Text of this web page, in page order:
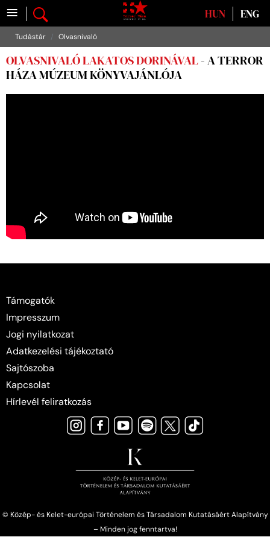
≡ Válasszon nyelvet
HUN ENG
Tudástár Olvasnivaló
OLVASNIVALÓ LAKATOS DORINÁVAL- A TERROR
HÁZA MÚZEUM KÖNYVAJÁNLÓJA
Támogatók
Impresszum
Jogi nyilatkozat
Adatkezelési tájékoztató
Sajtószoba
Kapcsolat
Hírlevél feliratkozás
© Közép- és Kelet-európai Történelem és Társadalom Kutatásáért Alapítvány
– Minden jog fenntartva!